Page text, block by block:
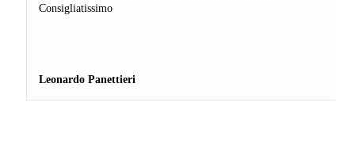
Consigliatissimo
Leonardo Panettieri